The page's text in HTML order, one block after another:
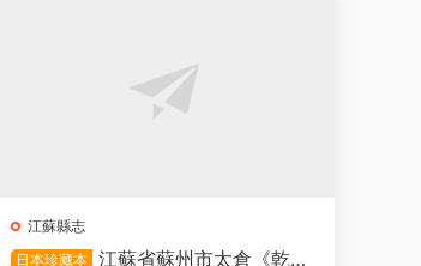
江蘇縣志
日本珍藏本 江蘇省蘇州市太倉《乾隆